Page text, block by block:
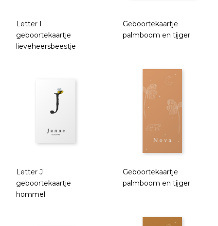
Letter I
geboortekaartje
lieveheersbeestje
Geboortekaartje
palmboom en tijger
Letter J
geboortekaartje
hommel
Geboortekaartje
palmboom en tijger